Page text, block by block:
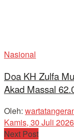
Nasional
Doa KH Zulfa
Akad Massal
Oleh:
Kamis, 30 Juli
Next Post